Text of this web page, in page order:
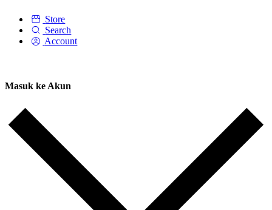
Store
Search
Account
Masuk ke Akun